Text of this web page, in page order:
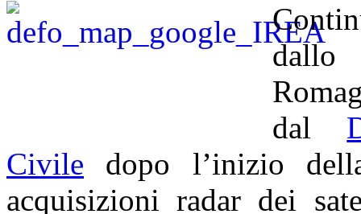
dallo
dal
Civile dopo l’inizio
acquisizioni radar dei